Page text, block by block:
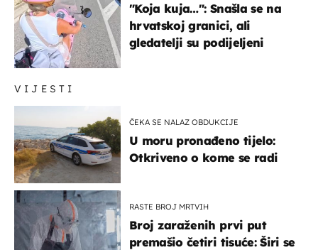
VIJESTI
ČEKA SE NALAZ OBDUKCIJE
U moru pronađeno tijelo:
Otkriveno o kome se radi
RASTE BROJ MRTVIH
Broj zaraženih prvi put
premašio četiri tisuće: Širi se
"Koja kuja…": Snašla se na
hrvatskoj granici, ali
gledatelji su podijeljeni